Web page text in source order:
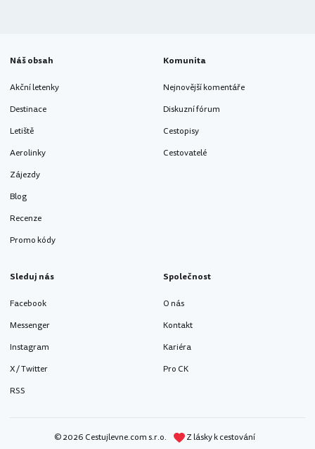
Náš obsah
Akční letenky
Destinace
Letiště
Aerolinky
Zájezdy
Blog
Recenze
Promo kódy
Komunita
Nejnovější komentáře
Diskuzní fórum
Cestopisy
Cestovatelé
Sleduj nás
Facebook
Messenger
Instagram
X / Twitter
RSS
Společnost
O nás
Kontakt
Kariéra
Pro CK
© 2026 Cestujlevne.com s.r.o.
Z lásky k cestování